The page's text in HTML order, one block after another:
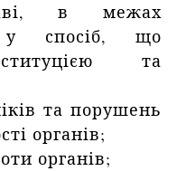
в межах
у спосіб, що
та
та порушень
органів;
органів;